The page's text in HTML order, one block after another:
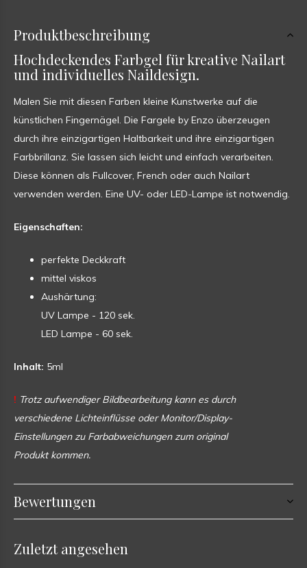
Produktbeschreibung
Hochdeckendes Farbgel für kreative Nailart
und individuelles Naildesign.
Malen Sie mit diesen Farben kleine Kunstwerke auf die
künstlichen Fingernägel. Die Fargele by Enzo überzeugen
durch ihre einzigartigen Haltbarkeit und ihre einzigartigen
Farbbrillanz. Sie lassen sich leicht und einfach verarbeiten.
Diese können als Fullcover, French oder auch Nailart
verwenden werden. Eine UV- oder LED-Lampe ist notwendig.
Eigenschaften:
perfekte Deckkraft
mittel viskos
Aushärtung:
UV Lampe - 120 sek.
LED Lampe - 60 sek.
Inhalt: 5ml
! Trotz aufwendiger Bildbearbeitung kann es durch
verschiedene Lichteinflüsse oder Monitor/Display-
Einstellungen zu Farbabweichungen zum original
Produkt kommen.
Bewertungen
Zuletzt angesehen